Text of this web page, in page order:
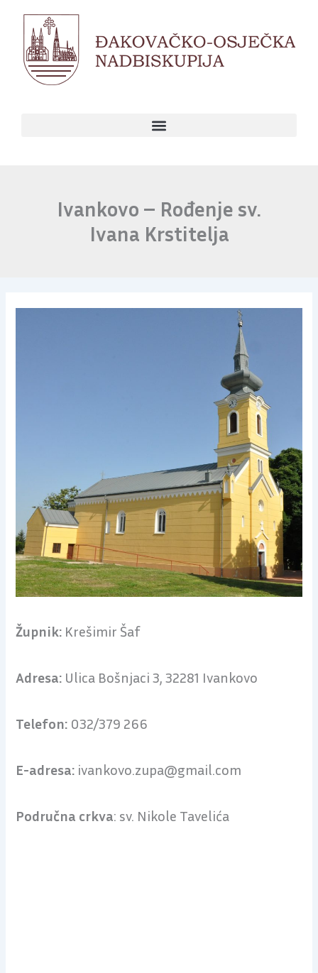
content
Ivankovo – Rođenje sv.
Ivana Krstitelja
Župnik: Krešimir Šaf
Adresa: Ulica Bošnjaci 3, 32281 Ivankovo
Telefon: 032/379 266
E-adresa: ivankovo.zupa@gmail.com
Područna crkva: sv. Nikole Tavelića